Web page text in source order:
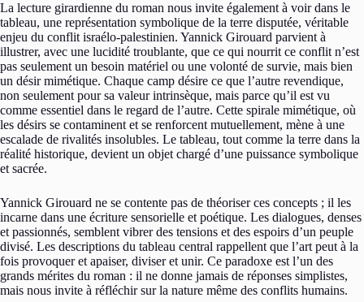
La lecture girardienne du roman nous invite également à voir dans le
tableau, une représentation symbolique de la terre disputée, véritable
enjeu du conflit israélo-palestinien. Yannick Girouard parvient à
illustrer, avec une lucidité troublante, que ce qui nourrit ce conflit n’est
pas seulement un besoin matériel ou une volonté de survie, mais bien
un désir mimétique. Chaque camp désire ce que l’autre revendique,
non seulement pour sa valeur intrinsèque, mais parce qu’il est vu
comme essentiel dans le regard de l’autre. Cette spirale mimétique, où
les désirs se contaminent et se renforcent mutuellement, mène à une
escalade de rivalités insolubles. Le tableau, tout comme la terre dans la
réalité historique, devient un objet chargé d’une puissance symbolique
et sacrée.
Yannick Girouard ne se contente pas de théoriser ces concepts ; il les
incarne dans une écriture sensorielle et poétique. Les dialogues, denses
et passionnés, semblent vibrer des tensions et des espoirs d’un peuple
divisé. Les descriptions du tableau central rappellent que l’art peut à la
fois provoquer et apaiser, diviser et unir. Ce paradoxe est l’un des
grands mérites du roman : il ne donne jamais de réponses simplistes,
mais nous invite à réfléchir sur la nature même des conflits humains.